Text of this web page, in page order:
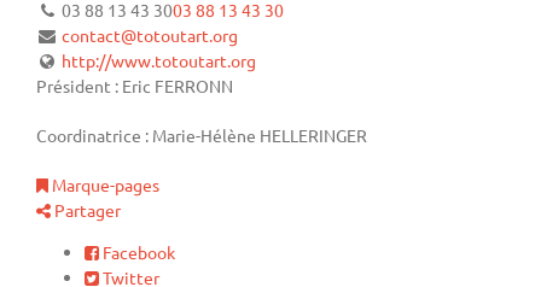
03 88 13 43 3003 88 13 43 30
contact@totoutart.org
http://www.totoutart.org
Président : Eric FERRONN
Coordinatrice : Marie-Hélène HELLERINGER
Marque-pages
Partager
Facebook
Twitter